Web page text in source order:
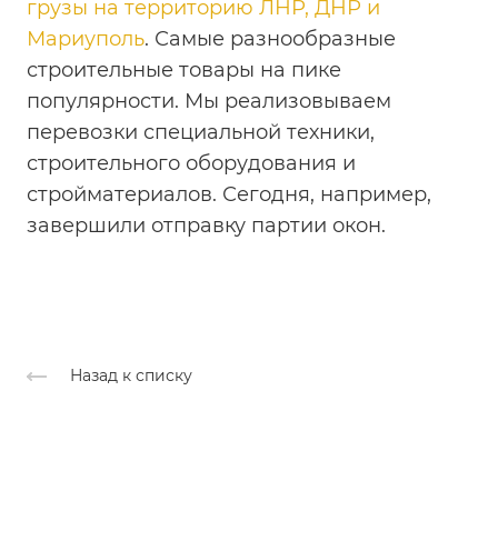
грузы на территорию ЛНР, ДНР и
Мариуполь. Самые разнообразные
строительные товары на пике
популярности. Мы реализовываем
перевозки специальной техники,
строительного оборудования и
стройматериалов. Сегодня, например,
завершили отправку партии окон.
Назад к списку